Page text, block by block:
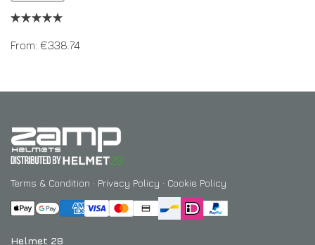
From: €338.74
Terms & Condition · Privacy Policy · Cookie Policy
Helmet 28